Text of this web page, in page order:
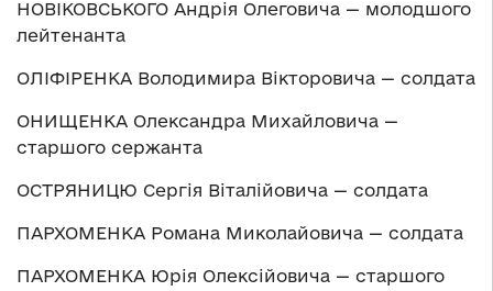
НОВІКОВСЬКОГО Андрія Олеговича — молодшого
лейтенанта
ОЛІФІРЕНКА Володимира Вікторовича — солдата
ОНИЩЕНКА Олександра Михайловича —
старшого сержанта
ОСТРЯНИЦЮ Сергія Віталійовича — солдата
ПАРХОМЕНКА Романа Миколайовича — солдата
ПАРХОМЕНКА Юрія Олексійовича — старшого